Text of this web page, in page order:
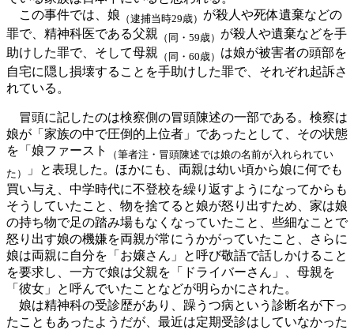
この事件では、娘 （逮捕当時29歳） が殺人や死体遺棄などの
罪で、精神科医である父親 （同・59歳） が殺人や遺棄などを手
助けした罪で、そして母親 （同・60歳） は娘が被害者の頭部を
自宅に隠し損壊することを手助けした罪で、それぞれ起訴さ
れている。
冒頭に記したのは検察側の冒頭陳述の一部である。検察は
娘が「家族の中で圧倒的上位者」であったとして、その状態
を「娘ファースト
（筆者注・冒頭陳述では娘の名前が入れられてい
た）
」と表現した。ほかにも、両親は幼い頃から娘に何でも
買い与え、中学時代に不登校を繰り返すようになってからも
そうしていたこと、物を捨てると娘が怒り出すため、家は娘
の持ち物で足の踏み場もなくなっていたこと、些細なことで
怒り出す娘の機嫌を両親が常にうかがっていたこと、さらに
娘は両親に自分を「お嬢さん」と呼び敬語で話しかけること
を要求し、一方で娘は父親を「ドライバーさん」、母親を
「彼女」と呼んでいたことなどが明らかにされた。
娘は精神科の受診歴があり、躁うつ病という診断名が下っ
たこともあったようだが、最近は定期受診はしていなかった